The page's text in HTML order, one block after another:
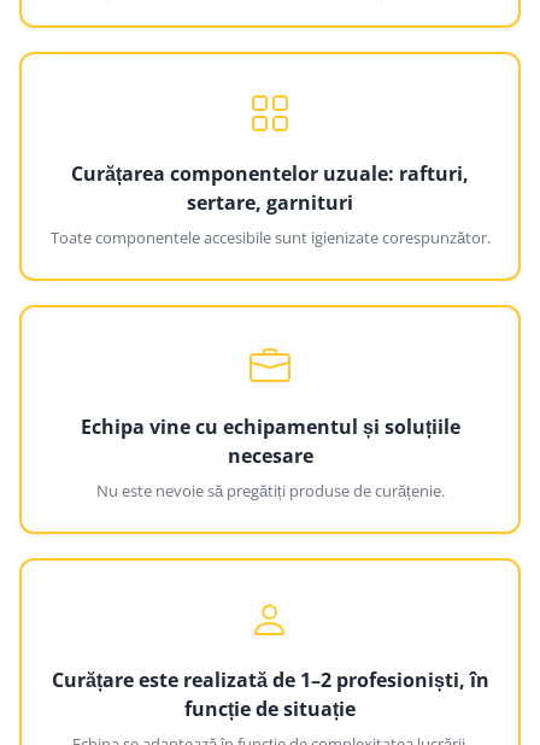
Curățarea componentelor uzuale: rafturi,
sertare, garnituri
Toate componentele accesibile sunt igienizate corespunzător.
Echipa vine cu echipamentul și soluțiile
necesare
Nu este nevoie să pregătiți produse de curățenie.
Curățare este realizată de 1–2 profesioniști, în
funcție de situație